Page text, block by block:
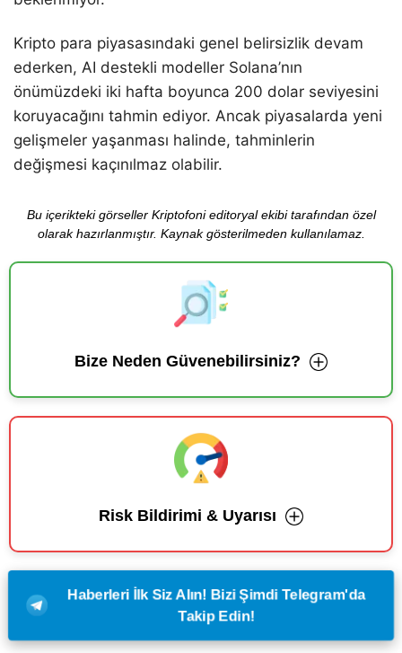
Kripto para piyasasındaki genel belirsizlik devam
ederken, AI destekli modeller Solana’nın
önümüzdeki iki hafta boyunca 200 dolar seviyesini
koruyacağını tahmin ediyor. Ancak piyasalarda yeni
gelişmeler yaşanması halinde, tahminlerin
değişmesi kaçınılmaz olabilir.
Bu içerikteki görseller Kriptofoni editoryal ekibi tarafından özel
olarak hazırlanmıştır. Kaynak gösterilmeden kullanılamaz.
Bize Neden Güvenebilirsiniz?
Risk Bildirimi & Uyarısı
Haberleri İlk Siz Alın! Bizi Şimdi Telegram'da
Takip Edin!